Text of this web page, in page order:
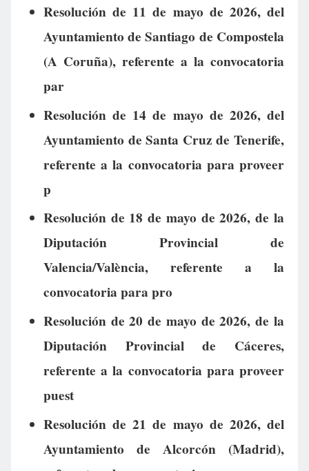
Resolución de 11 de mayo de 2026, del
Ayuntamiento de Santiago de Compostela
(A Coruña), referente a la convocatoria
par
Resolución de 14 de mayo de 2026, del
Ayuntamiento de Santa Cruz de Tenerife,
referente a la convocatoria para proveer
p
Resolución de 18 de mayo de 2026, de la
Diputación Provincial de
Valencia/València, referente a la
convocatoria para pro
Resolución de 20 de mayo de 2026, de la
Diputación Provincial de Cáceres,
referente a la convocatoria para proveer
puest
Resolución de 21 de mayo de 2026, del
Ayuntamiento de Alcorcón (Madrid),